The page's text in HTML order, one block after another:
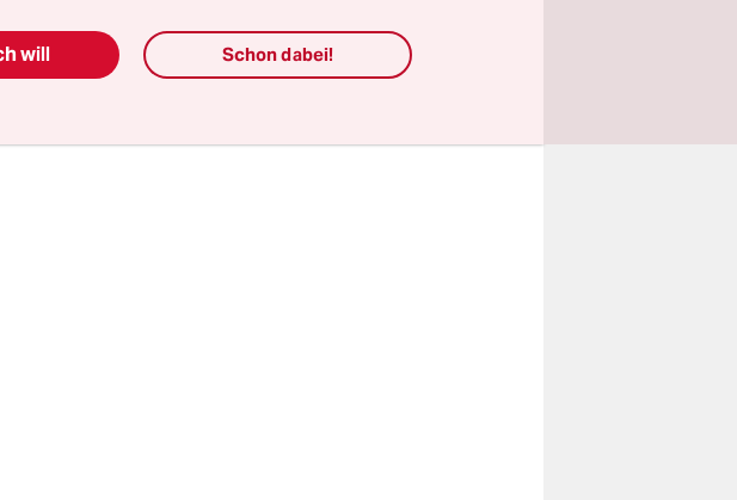
eine gewisse
will Schon dabei!